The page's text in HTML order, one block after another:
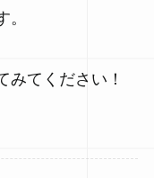
みてください！